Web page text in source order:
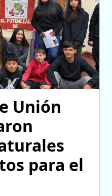
Unión
para el